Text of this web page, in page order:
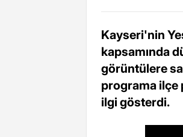
Kayseri'nin
kapsamında
görüntülere
programa ilçe
ilgi gösterdi.